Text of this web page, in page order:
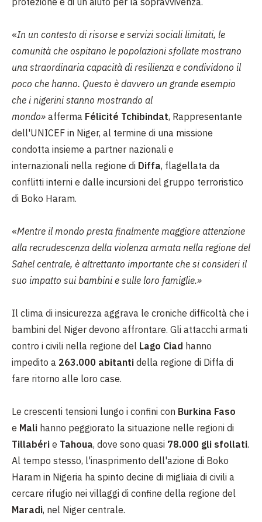
«In un contesto di risorse e servizi sociali limitati, le
comunità che ospitano le popolazioni sfollate mostrano
una straordinaria capacità di resilienza e condividono il
poco che hanno. Questo è davvero un grande esempio
che i nigerini stanno mostrando al
mondo» afferma Félicité Tchibindat, Rappresentante
dell'UNICEF in Niger, al termine di una missione
condotta insieme a partner nazionali e
internazionali nella regione di Diffa, flagellata da
conflitti interni e dalle incursioni del gruppo terroristico
di Boko Haram.
«Mentre il mondo presta finalmente maggiore attenzione
alla recrudescenza della violenza armata nella regione del
Sahel centrale, è altrettanto importante che si consideri il
suo impatto sui bambini e sulle loro famiglie.»
Il clima di insicurezza aggrava le croniche difficoltà che i
bambini del Niger devono affrontare. Gli attacchi armati
contro i civili nella regione del Lago Ciad hanno
impedito a 263.000 abitanti della regione di Diffa di
fare ritorno alle loro case.
Le crescenti tensioni lungo i confini con Burkina Faso
e Mali hanno peggiorato la situazione nelle regioni di
Tillabéri e Tahoua, dove sono quasi 78.000 gli sfollati.
Al tempo stesso, l'inasprimento dell'azione di Boko
Haram in Nigeria ha spinto decine di migliaia di civili a
cercare rifugio nei villaggi di confine della regione del
Maradi, nel Niger centrale.